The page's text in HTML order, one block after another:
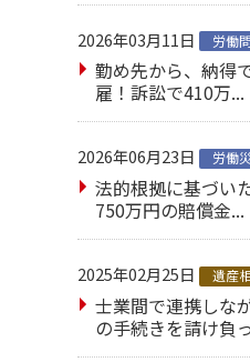
2026年03月11日 労働
勤め先から、納得
雇！訴訟で410万...
2026年06月23日 労働
法的根拠に基づい
750万円の賠償金...
2025年02月25日 遺産
士業間で連携しな
の手続きを請け負